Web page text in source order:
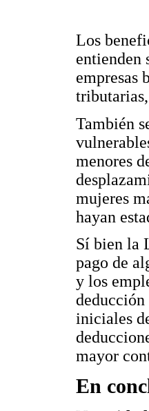
Los
entienden
empresas
También
menores
mujeres
hayan
Sí bien la
pago de
y los
deducción
iniciales
mayor
En